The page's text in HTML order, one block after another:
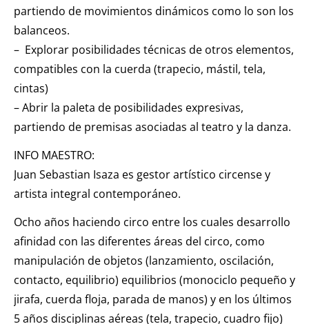
partiendo de movimientos dinámicos como lo son los
balanceos.
– Explorar posibilidades técnicas de otros elementos,
compatibles con la cuerda (trapecio, mástil, tela,
cintas)
– Abrir la paleta de posibilidades expresivas,
partiendo de premisas asociadas al teatro y la danza.
INFO MAESTRO:
Juan Sebastian Isaza es gestor artístico circense y
artista integral contemporáneo.
Ocho años haciendo circo entre los cuales desarrollo
afinidad con las diferentes áreas del circo, como
manipulación de objetos (lanzamiento, oscilación,
contacto, equilibrio) equilibrios (monociclo pequeño y
jirafa, cuerda floja, parada de manos) y en los últimos
5 años disciplinas aéreas (tela, trapecio, cuadro fijo)